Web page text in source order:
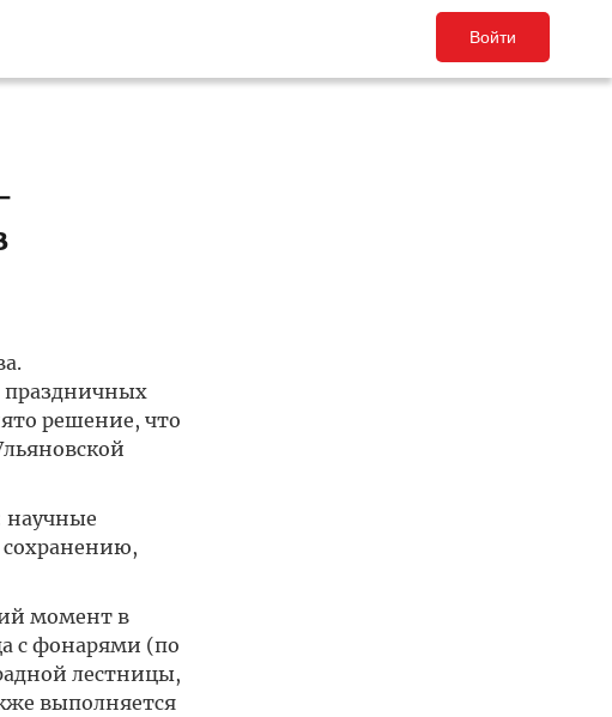
Войти
праздничных
решение, что
научные
сохранению,
момент в
с фонарями (по
лестницы,
выполняется